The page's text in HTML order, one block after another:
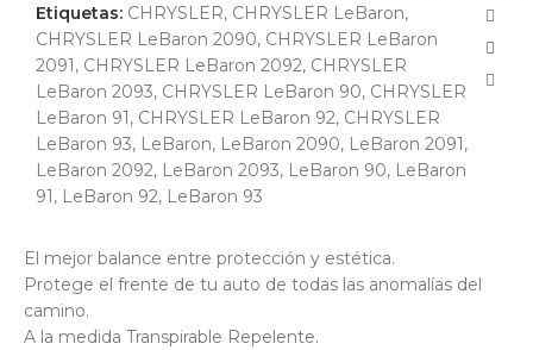
Etiquetas: CHRYSLER, CHRYSLER LeBaron,
CHRYSLER LeBaron 2090, CHRYSLER LeBaron
2091 , CHRYSLER LeBaron 2092, CHRYSLER
LeBaron 2093, CHRYSLER LeBaron 90, CHRYSLER
LeBaron 91 , CHRYSLER LeBaron 92, CHRYSLER
LeBaron 93, LeBaron, LeBaron 2090, LeBaron 2091 ,
LeBaron 2092, LeBaron 2093, LeBaron 90, LeBaron
91 , LeBaron 92, LeBaron 93
El mejor balance entre protección y estética.
Protege el frente de tu auto de todas las anomalías del
camino.
A la medida Transpirable Repelente.